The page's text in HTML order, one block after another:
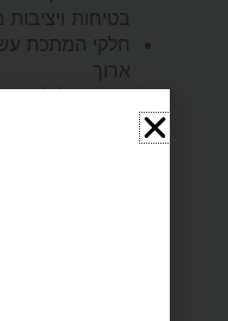
בטיחות
חלקי המתכת
ארוך
מוטות גלגלת עם
משטח עמידה
רפידות